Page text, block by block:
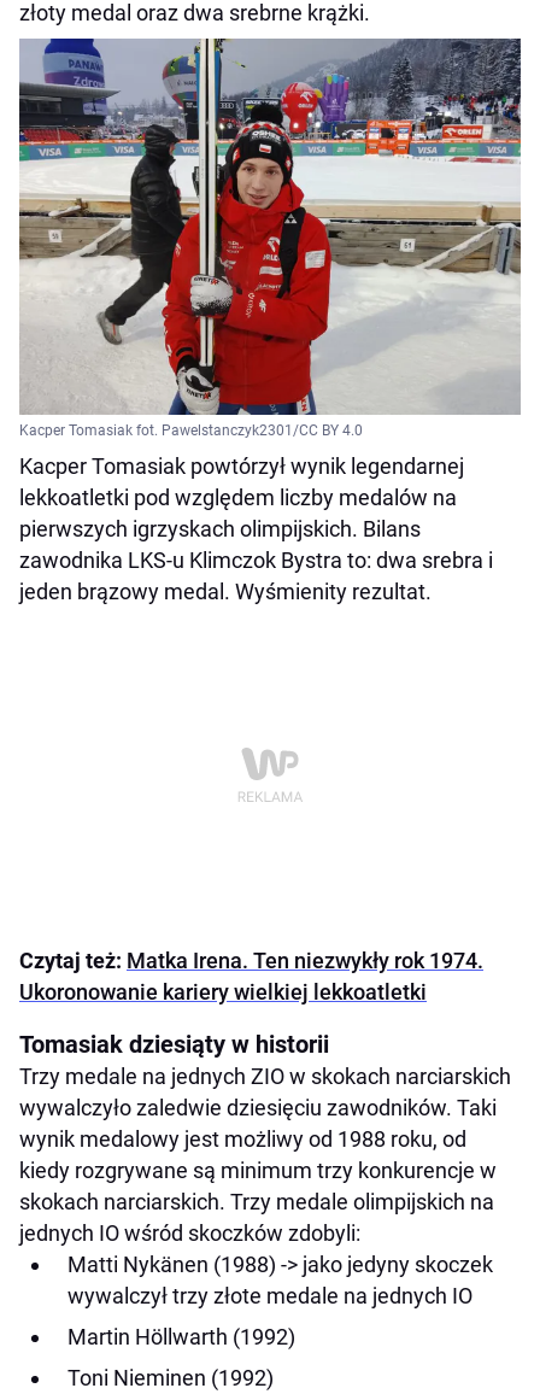
złoty medal oraz dwa srebrne krążki.
Kacper Tomasiak fot. Pawelstanczyk2301/CC BY 4.0
Kacper Tomasiak powtórzył wynik legendarnej
lekkoatletki pod względem liczby medalów na
pierwszych igrzyskach olimpijskich. Bilans
zawodnika LKS-u Klimczok Bystra to: dwa srebra i
jeden brązowy medal. Wyśmienity rezultat.
Czytaj też: Matka Irena. Ten niezwykły rok 1974.
Ukoronowanie kariery wielkiej lekkoatletki
Tomasiak dziesiąty w historii
Trzy medale na jednych ZIO w skokach narciarskich
wywalczyło zaledwie dziesięciu zawodników. Taki
wynik medalowy jest możliwy od 1988 roku, od
kiedy rozgrywane są minimum trzy konkurencje w
skokach narciarskich. Trzy medale olimpijskich na
jednych IO wśród skoczków zdobyli:
Matti Nykänen (1988) -> jako jedyny skoczek
wywalczył trzy złote medale na jednych IO
Martin Höllwarth (1992)
Toni Nieminen (1992)